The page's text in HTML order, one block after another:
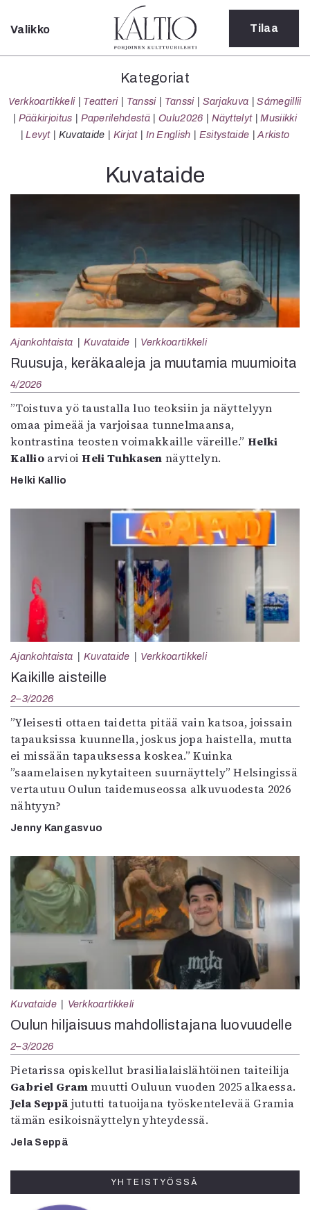
Sulje
Kategoriat
Verkkoartikkeli
Teatteri
Tanssi
Sarjakuva
Sámegillii
Näyttelyt
Musiikki
Levyt
Kuvataide
Kirjat
Esitystaide
Arkisto
Lehdet
4/2026
2–3/2026
1/2026
5/2025
Lehtiarkisto
Info
Tilaus ja irtonumerot
Yhteistyössä
Toimitus
Mediatiedot
Kaltio ry
Valikko Tilaa
Kategoriat
Verkkoartikkeli Teatteri Tanssi Tanssi Sarjakuva
Sámegillii
Pääkirjoitus
Paperilehdestä Oulu2026 Näyttelyt
Musiikki
Levyt
Kuvataide Kirjat In English Esitystaide Arkisto
Kuvataide
Ajankohtaista Kuvataide Verkkoartikkeli
Ruusuja, keräkaaleja ja muutamia muumioita
4/2026
”Toistuva yö taustalla luo teoksiin ja näyttelyyn
omaa pimeää ja varjoisaa tunnelmaansa,
kontrastina teosten voimakkaille väreille.”Helki
KallioarvioiHeli Tuhkasen näyttelyn.
Helki Kallio
Ajankohtaista Kuvataide Verkkoartikkeli
Kaikille aisteille
2–3/2026
”Yleisesti ottaen taidetta pitää vain katsoa, joissain
tapauksissa kuunnella, joskus jopa haistella, mutta
ei missään tapauksessa koskea.” Kuinka
”saamelaisen nykytaiteen suurnäyttely” Helsingissä
vertautuu Oulun taidemuseossa alkuvuodesta 2026
nähtyyn?
Jenny Kangasvuo
Kuvataide Verkkoartikkeli
Oulun hiljaisuus mahdollistajana luovuudelle
2–3/2026
Pietarissa opiskellut brasilialaislähtöinen taiteilija
Gabriel Grammuutti Ouluun vuoden 2025 alkaessa.
Jela Seppä jututti tatuoijana työskentelevää Gramia
tämän esikoisnäyttelyn yhteydessä.
Jela Seppä
YHTEISTYÖSSÄ